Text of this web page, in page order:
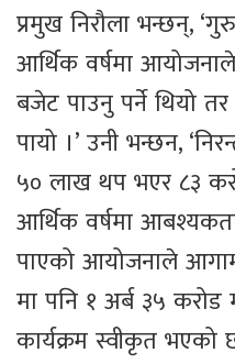
प्रमुख निरौला भन्छन्,
आर्थिक वर्षमा
बजेट पाउनु पर्ने थियो
पायो ।’ उनी भन्छन,
५० लाख थप भएर ८३
आर्थिक वर्षमा
पाएको आयोजनाले
मा पनि १ अर्ब ३५ करोड
कार्यक्रम स्वीकृत भएको